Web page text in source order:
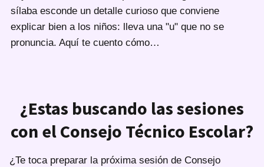
sílaba esconde un detalle curioso que conviene
explicar bien a los niños: lleva una "u" que no se
pronuncia. Aquí te cuento cómo…
¿Estas buscando las sesiones
con el Consejo Técnico Escolar?
¿Te toca preparar la próxima sesión de Consejo